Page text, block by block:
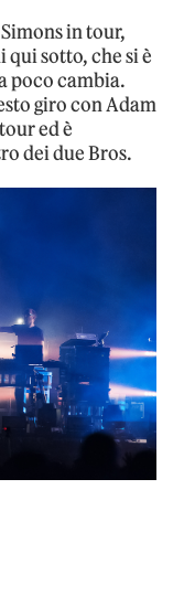
in tour,
sotto, che si è
poco cambia.
giro con Adam
ed è
dei due Bros.